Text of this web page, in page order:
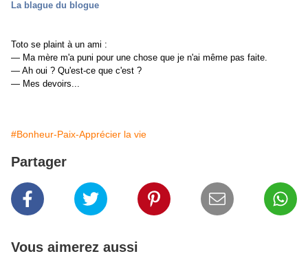
La blague du blogue
Toto se plaint à un ami :
— Ma mère m'a puni pour une chose que je n'ai même pas faite.
— Ah oui ? Qu'est-ce que c'est ?
— Mes devoirs...
#Bonheur-Paix-Apprécier la vie
Partager
Vous aimerez aussi